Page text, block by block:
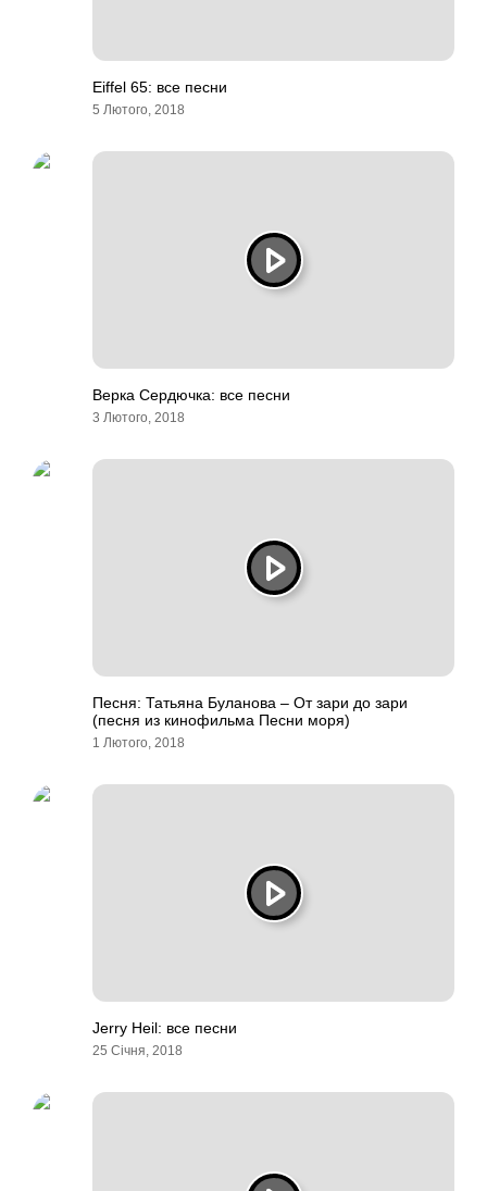
Eiffel 65: все песни
5 Лютого, 2018
Верка Сердючка: все песни
3 Лютого, 2018
Песня: Татьяна Буланова – От зари до зари
(песня из кинофильма Песни моря)
1 Лютого, 2018
Jerry Heil: все песни
25 Січня, 2018